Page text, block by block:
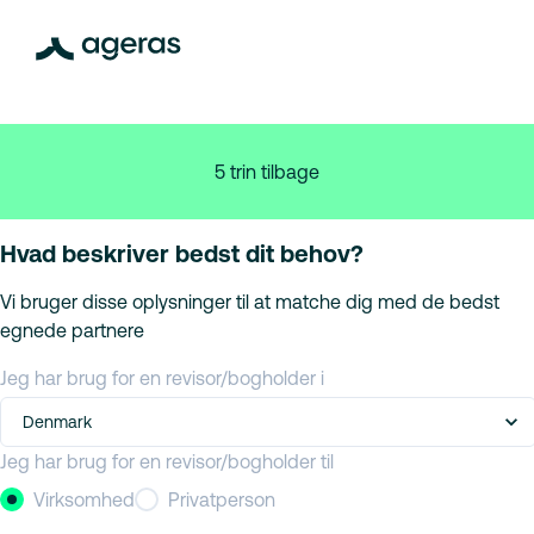
5 trin tilbage
Hvad beskriver bedst dit behov?
Vi bruger disse oplysninger til at matche dig med de bedst
egnede partnere
Jeg har brug for en revisor/bogholder i
Denmark
Jeg har brug for en revisor/bogholder til
Virksomhed
Privatperson